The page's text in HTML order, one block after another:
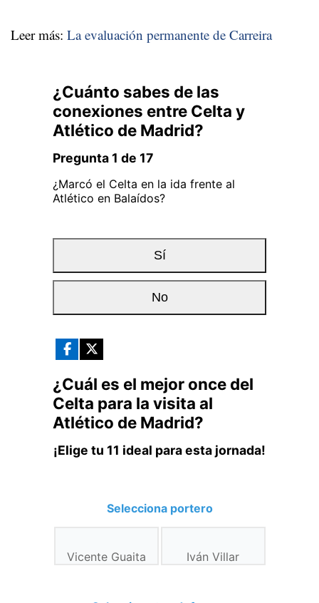
Leer más: La evaluación permanente de Carreira